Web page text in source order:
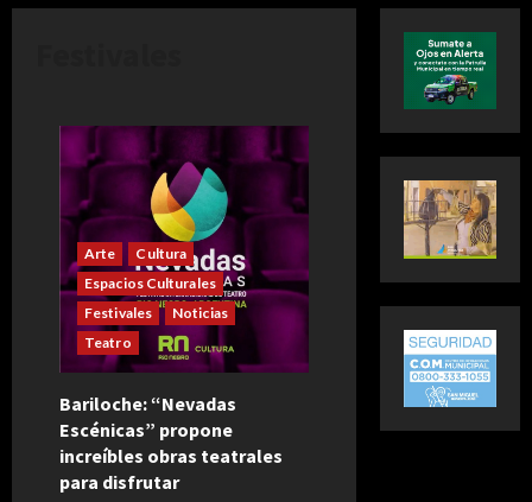
Arte
Cultura
Espacios Culturales
Festivales
Noticias
Teatro
Bariloche: “Nevadas
Escénicas” propone
increíbles obras teatrales
para disfrutar